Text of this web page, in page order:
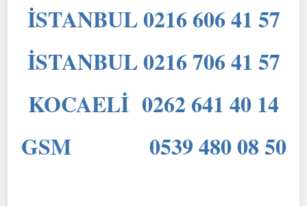
İSTANBUL 0216 606 41 57
İSTANBUL 0216 706 41 57
KOCAELİ 0262 641 40 14
GSM 0539 480 08 50